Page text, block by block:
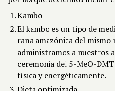
Kambo
El kambo es un tipo de
rana amazónica del mismo
administramos a nuestros
ceremonia del 5-MeO-
física y energéticamente.